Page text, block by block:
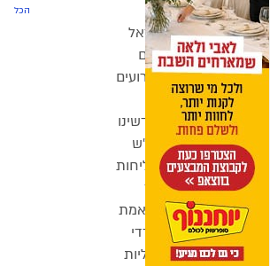
רדיו COL הכל
חב"ד בישראל
חב"ד בעולם
כינוסים ואירועים
קהילות
בחצרות קדשינו
שמחות אנ"ש
יוצאים לשליחות
נשות חב"ד
ברוך דיין האמת
בעולם החרדי
חדשות כלליות